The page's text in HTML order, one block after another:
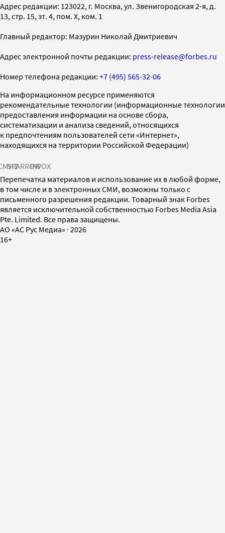
Адрес редакции: 123022, г. Москва, ул. Звенигородская 2-я, д.
13, стр. 15, эт. 4, пом. X, ком. 1
Главный редактор: Мазурин Николай Дмитриевич
Адрес электронной почты редакции: press-release@forbes.ru
Номер телефона редакции: +7 (495) 565-32-06
На информационном ресурсе применяются
рекомендательные технологии (информационные технологии
предоставления информации на основе сбора,
систематизации и анализа сведений, относящихся
к предпочтениям пользователей сети «Интернет»,
находящихся на территории Российской Федерации)
SPARROWINFOX
Перепечатка материалов и использование их в любой форме,
в том числе и в электронных СМИ, возможны только с
письменного разрешения редакции. Товарный знак Forbes
является исключительной собственностью Forbes Media Asia
Pte. Limited. Все права защищены.
AO «АС Рус Медиа» · 2026
16+